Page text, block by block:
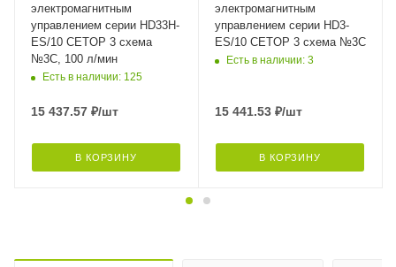
электромагнитным
управлением серии HD33H-
ES/10 CETOP 3 схема
№3C, 100 л/мин
Есть в наличии: 125
15 437.57 ₽/шт
В КОРЗИНУ
электромагнитным
управлением серии HD3-
ES/10 CETOP 3 схема №3C
Есть в наличии: 3
15 441.53 ₽/шт
В КОРЗИНУ